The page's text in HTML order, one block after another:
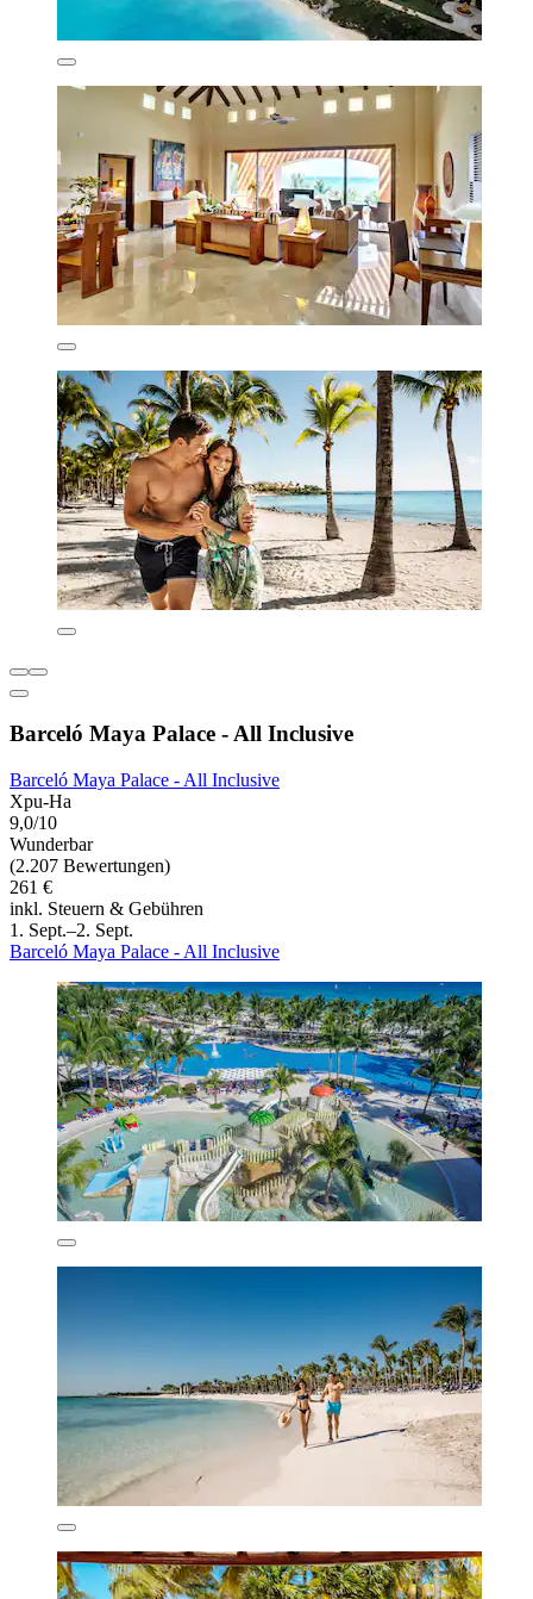
Barceló Maya Palace - All Inclusive
Barceló Maya Palace - All Inclusive
Xpu-Ha
9,0/10
Wunderbar
(2.207 Bewertungen)
261 €
inkl. Steuern & Gebühren
1. Sept.–2. Sept.
Barceló Maya Palace - All Inclusive